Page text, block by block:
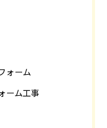
ォーム
ーム工事